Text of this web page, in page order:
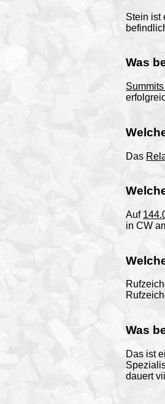
Stein ist
Was
Das
Auf
in CW
Was
Das ist
dauert